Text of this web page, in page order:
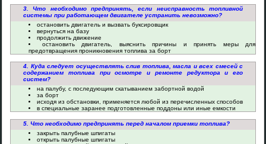
3. Что необходимо предпринять, если неисправность топливной
системы при работающем двигателе устранить невозможно?
остановить двигатель и вызвать буксировщик
вернуться на базу
продолжить движение
остановить двигатель, выяснить причины и принять меры для
предотвращения проникновения топлива за борт
4. Куда следует осуществлять слив топлива, масла и всех смесей с
содержанием топлива при осмотре и ремонте редуктора и его
систем?
на палубу, с последующим скатыванием забортной водой
за борт
исходя из обстановки, применяется любой из перечисленных способов
в специальные заранее подготовленные поддоны или иные емкости
5. Что необходимо предпринять перед началом приемки топлива?
закрыть палубные шпигаты
открыть палубные шпигаты